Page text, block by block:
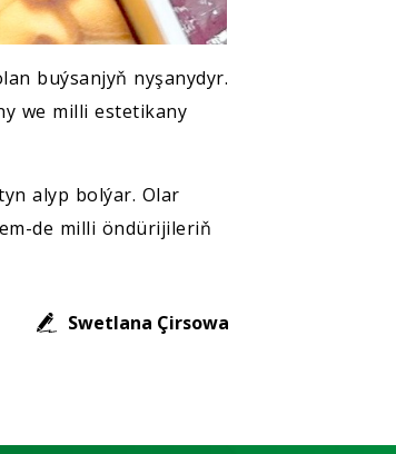
buýsanjyň nyşanydyr.
we milli estetikany
alyp bolýar. Olar
de milli öndürijileriň
Swetlana Çirsowa